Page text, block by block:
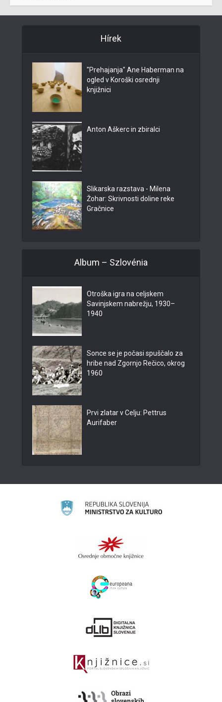
Hírek
"Prehajanja" Ane Haberman na
ogled v Koroški osrednji
knjižnici
Anton Aškerc in zbiralci
Slikarska razstava - Milena
Žohar: Skrivnosti doline reke
Gračnice
Album – Szlovénia
Otroška igra na celjskem
Savinjskem nabrežju, 1930–
1940
Sonce se je počasi spuščalo za
hribe nad Zgornjo Rečico, okrog
1960
Prvi zlatar v Celju: Pettrus
Aurifaber